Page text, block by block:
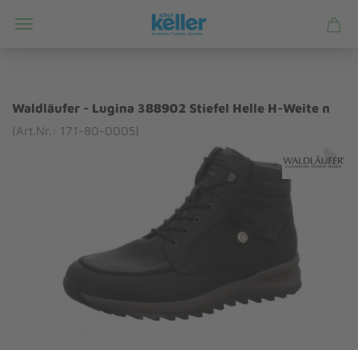
Waldläufer - Lugina 388902 Stiefel Helle H-Weite n
(Art.Nr.: 171-80-0005)